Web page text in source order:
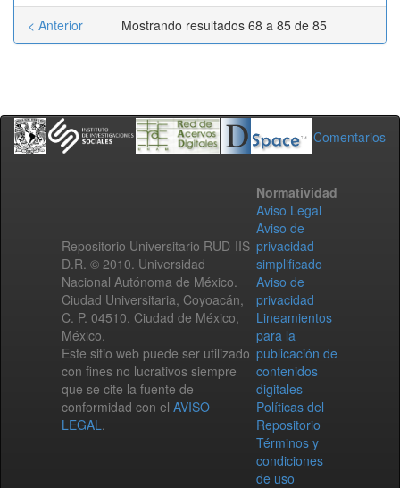
Mostrando resultados 68 a 85 de 85
< Anterior
Comentarios
Repositorio Universitario RUD-IIS
D.R. © 2010. Universidad
Nacional Autónoma de México.
Ciudad Universitaria, Coyoacán,
C. P. 04510, Ciudad de México,
México.
Este sitio web puede ser utilizado
con fines no lucrativos siempre
que se cite la fuente de
conformidad con el AVISO
LEGAL.
Normatividad
Aviso Legal
Aviso de
privacidad
simplificado
Aviso de
privacidad
Lineamientos
para la
publicación de
contenidos
digitales
Políticas del
Repositorio
Términos y
condiciones
de uso